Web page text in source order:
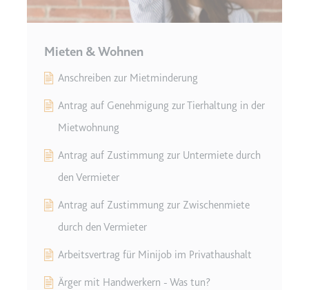
Mieten & Wohnen
Anschreiben zur Mietminderung
Antrag auf Genehmigung zur Tierhaltung in der
Mietwohnung
Antrag auf Zustimmung zur Untermiete durch
den Vermieter
Antrag auf Zustimmung zur Zwischenmiete
durch den Vermieter
Arbeitsvertrag für Minijob im Privathaushalt
Ärger mit Handwerkern - Was tun?